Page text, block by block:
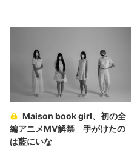
Maison book girl、初の全
編アニメMV解禁 手がけたの
は藍にいな